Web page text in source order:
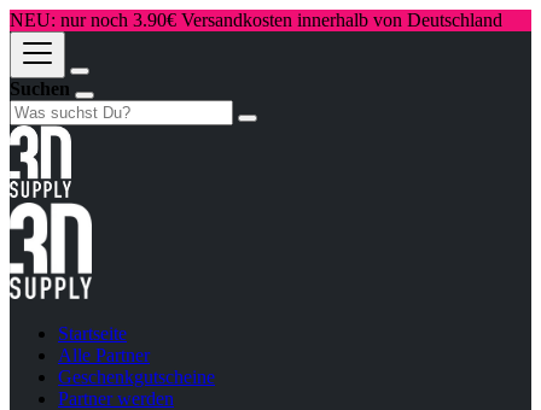
NEU: nur noch 3.90€ Versandkosten innerhalb von Deutschland
Suchen
Startseite
Alle Partner
Geschenkgutscheine
Partner werden